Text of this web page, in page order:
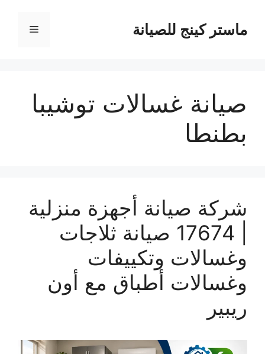
المحتوىماستر كينج للصيانة القائمة
صيانة غسالات توشيبا
بطنطا
شركة صيانة أجهزة منزلية
| 17674 صيانة ثلاجات
وغسالات وتكييفات
وغسالات أطباق مع أون
ريبير